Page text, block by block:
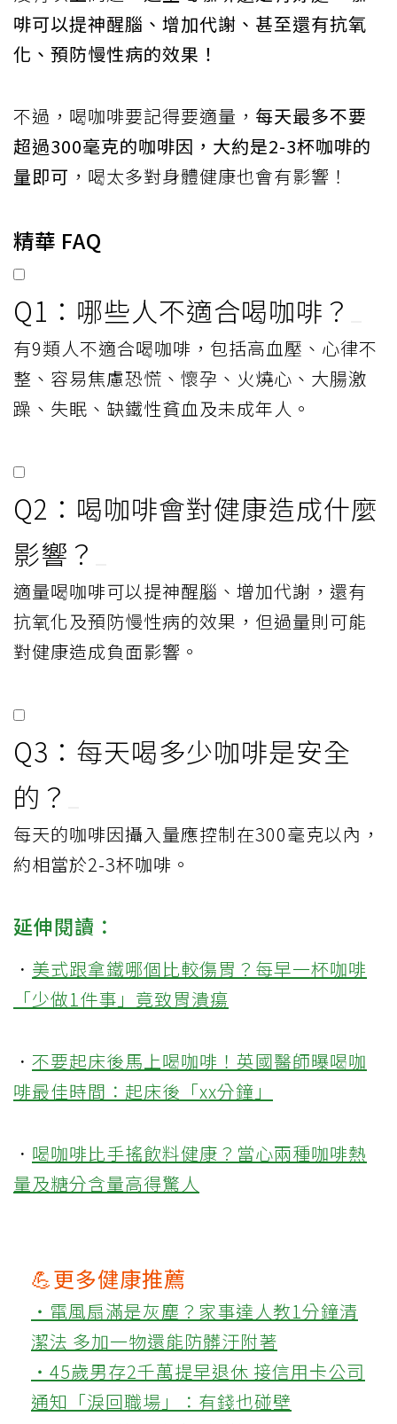
啡可以提神醒腦、增加代謝、甚至還有抗氧
化、預防慢性病的效果！
不過，喝咖啡要記得要適量， 每天最多不要
超過300毫克的咖啡因，大約是2-3杯咖啡的
量即可 ，喝太多對身體健康也會有影響！
精華 FAQ
Q1：哪些人不適合喝咖啡？
有9類人不適合喝咖啡，包括高血壓、心律不
整、容易焦慮恐慌、懷孕、火燒心、大腸激
躁、失眠、缺鐵性貧血及未成年人。
Q2：喝咖啡會對健康造成什麼
影響？
適量喝咖啡可以提神醒腦、增加代謝，還有
抗氧化及預防慢性病的效果，但過量則可能
對健康造成負面影響。
Q3：每天喝多少咖啡是安全
的？
每天的咖啡因攝入量應控制在300毫克以內，
約相當於2-3杯咖啡。
延伸閱讀：
． 美式跟拿鐵哪個比較傷胃？每早一杯咖啡
「少做1件事」竟致胃潰瘍
． 不要起床後馬上喝咖啡！英國醫師曝喝咖
啡最佳時間：起床後「xx分鐘」
． 喝咖啡比手搖飲料健康？當心兩種咖啡熱
量及糖分含量高得驚人
💪更多健康推薦
‧電風扇滿是灰塵？家事達人教1分鐘清
潔法 多加一物還能防髒汙附著
‧45歲男存2千萬提早退休 接信用卡公司
通知「淚回職場」：有錢也碰壁